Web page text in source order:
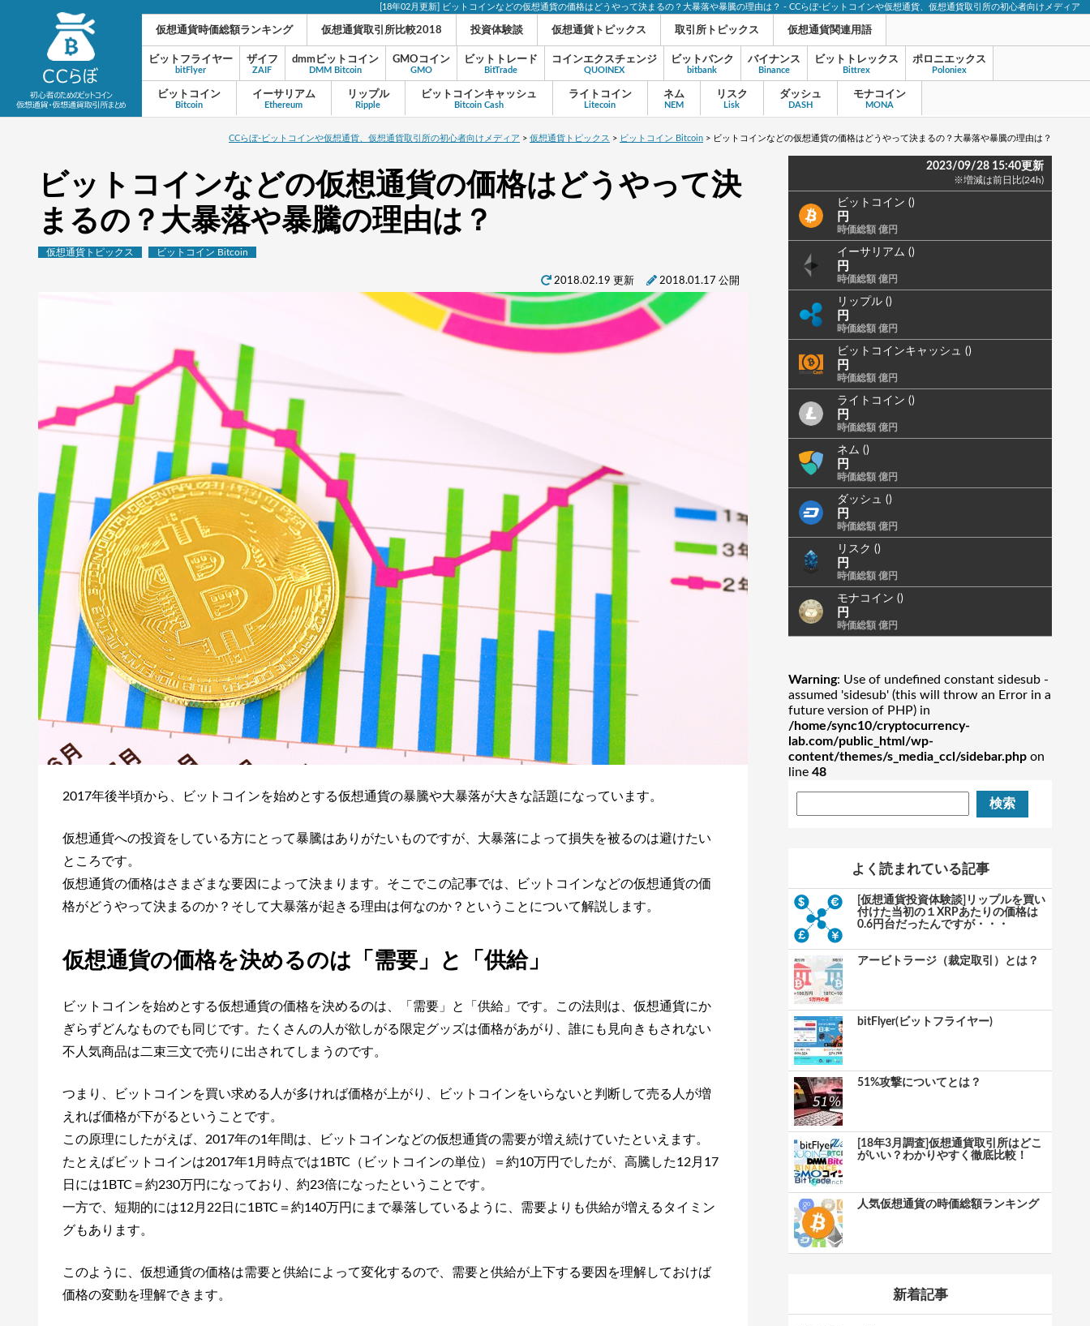
[18年02月更新] ビットコインなどの仮想通貨の価格はどうやって決まるの？大暴落や暴騰の理由は？ - CCらぼ-ビットコインや仮想通貨、仮想通貨取引所の初心者向けメディア
仮想通貨時価総額ランキング 仮想通貨取引所比較2018 投資体験談 仮想通貨トピックス 取引所トピックス 仮想通貨関連用語
ビットフライヤー
bitFlyer
ザイフ
ZAIF
dmmビットコイン
DMM Bitcoin
GMOコイン
GMO
ビットトレード
BitTrade
コインエクスチェンジ
QUOINEX
ビットバンク
bitbank
バイナンス
Binance
ビットトレックス
Bittrex
ポロニエックス
Poloniex
ビットコイン
Bitcoin
イーサリアム
Ethereum
リップル
Ripple
ビットコインキャッシュ
Bitcoin Cash
ライトコイン
Litecoin
ネム
NEM
リスク
Lisk
ダッシュ
DASH
モナコイン
MONA
CCらぼ-ビットコインや仮想通貨、仮想通貨取引所の初心者向けメディア > 仮想通貨トピックス > ビットコイン Bitcoin > ビットコインなどの仮想通貨の価格はどうやって決まるの？大暴落や暴騰の理由は？
ビットコインなどの仮想通貨の価格はどうやって決
まるの？大暴落や暴騰の理由は？
仮想通貨トピックス ビットコイン Bitcoin
2018.01.17 公開
2018.02.19 更新
2017年後半頃から、ビットコインを始めとする仮想通貨の暴騰や大暴落が大きな話題になっています。
仮想通貨への投資をしている方にとって暴騰はありがたいものですが、大暴落によって損失を被るのは避けたい
ところです。
仮想通貨の価格はさまざまな要因によって決まります。そこでこの記事では、ビットコインなどの仮想通貨の価
格がどうやって決まるのか？そして大暴落が起きる理由は何なのか？ということについて解説します。
仮想通貨の価格を決めるのは「需要」と「供給」
ビットコインを始めとする仮想通貨の価格を決めるのは、「需要」と「供給」です。この法則は、仮想通貨にか
ぎらずどんなものでも同じです。たくさんの人が欲しがる限定グッズは価格があがり、誰にも見向きもされない
不人気商品は二束三文で売りに出されてしまうのです。
つまり、ビットコインを買い求める人が多ければ価格が上がり、ビットコインをいらないと判断して売る人が増
えれば価格が下がるということです。
この原理にしたがえば、2017年の1年間は、ビットコインなどの仮想通貨の需要が増え続けていたといえます。
たとえばビットコインは2017年1月時点では1BTC（ビットコインの単位）＝約10万円でしたが、高騰した12月17
日には1BTC＝約230万円になっており、約23倍になったということです。
一方で、短期的には12月22日に1BTC＝約140万円にまで暴落しているように、需要よりも供給が増えるタイミン
グもあります。
このように、仮想通貨の価格は需要と供給によって変化するので、需要と供給が上下する要因を理解しておけば
価格の変動を理解できます。
2023/09/28 15:40更新
※増減は前日比(24h)
ビットコイン ()
円
時価総額 億円
イーサリアム ()
円
時価総額 億円
リップル ()
円
時価総額 億円
ビットコインキャッシュ ()
円
時価総額 億円
ライトコイン ()
円
時価総額 億円
ネム ()
円
時価総額 億円
ダッシュ ()
円
時価総額 億円
リスク ()
円
時価総額 億円
モナコイン ()
円
時価総額 億円
Warning: Use of undefined constant sidesub -
assumed 'sidesub' (this will throw an Error in a
future version of PHP) in
/home/sync10/cryptocurrency-
lab.com/public_html/wp-
content/themes/s_media_ccl/sidebar.php on
line 48
よく読まれている記事
[仮想通貨投資体験談]リップルを買い
付けた当初の１XRPあたりの価格は
0.6円台だったんですが・・・
アービトラージ（裁定取引）とは？
bitFlyer(ビットフライヤー)
51%攻撃についてとは？
[18年3月調査]仮想通貨取引所はどこ
がいい？わかりやすく徹底比較！
人気仮想通貨の時価総額ランキング
新着記事